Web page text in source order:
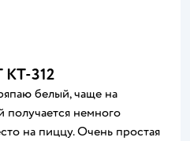
КТ-312
белый, чаще на
немного
на пиццу. Очень простая